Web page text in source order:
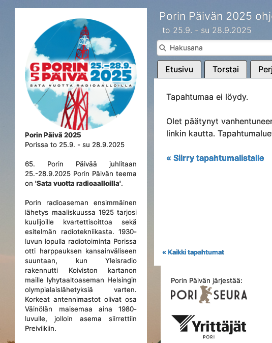
Porin Päivä 2025
Porissa to 25.9. - su 28.9.2025
65. Porin Päivää juhlitaan
25.-28.9.2025 Porin Päivän teema
on'Sata vuotta radioaalloilla'.
Porin radioaseman ensimmäinen
lähetys maaliskuussa 1925 tarjosi
kuulijoille kvartettisoittoa sekä
esitelmän radiotekniikasta. 1930-
luvun lopulla radiotoiminta Porissa
otti harppauksen kansainväliseen
suuntaan, kun Yleisradio
rakennutti Koiviston kartanon
maille lyhytaaltoaseman Helsingin
olympialaislähetyksiä varten.
Korkeat antennimastot olivat osa
Väinölän maisemaa aina 1980-
luvulle, jolloin asema siirrettiin
Preiviikiin.
Porin Päivän 2025
to 25.9. - su 28.9.2025
Etusivu Torstai
Tapahtumaa ei löydy.
Olet päätynyt
linkin kautta.
« Siirry tapahtumalistalle
« Kaikki tapahtumat
Porin Päivän järjestää: